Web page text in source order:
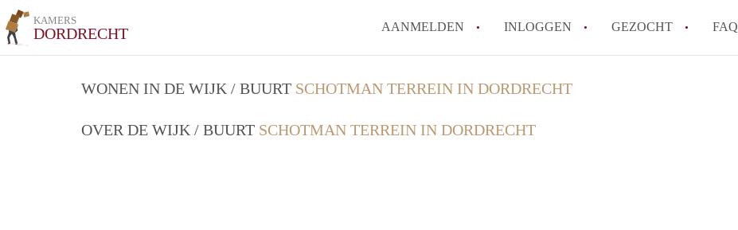
KAMERS
DORDRECHT AANMELDEN INLOGGEN GEZOCHT FAQ
How to translate KamerDordrecht!
WONEN IN DE WIJK / BUURT SCHOTMAN TERREIN IN DORDRECHT
OVER DE WIJK / BUURT SCHOTMAN TERREIN IN DORDRECHT